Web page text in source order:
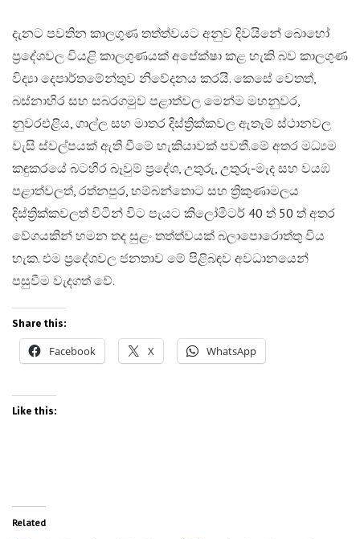
දැනට පවතින කාලගුණ තත්ත්වයට අනුව දිවයිනේ බොහෝ
ප්‍රදේශවල වියළි කාලගුණයක් අපේක්ෂා කළ හැකි බව කාලගුණ
විද්‍යා දෙපාර්තමේන්තුව නිවේදනය කරයි. කෙසේ වෙතත්,
බස්නාහිර සහ සබරගමුව පළාත්වල මෙන්ම මහනුවර,
නුවරඑළිය, ගාල්ල සහ මාතර දිස්ත්‍රික්කවල ඇතැම් ස්ථානවල
වැසි ස්වල්පයක් ඇති වීමේ හැකියාවක් පවතී.​මේ අතර මධ්‍යම
කඳුකරයේ බටහිර බෑවුම් ප්‍රදේශ, උතුරු, උතුරු-මැද සහ වයඹ
පළාත්වලත්, රත්නපුර, හම්බන්තොට සහ ත්‍රිකුණාමලය
දිස්ත්‍රික්කවලත් විටින් විට පැයට කිලෝමීටර් 40 ත් 50 ත් අතර
වේගයකින් හමන තද සුළං තත්ත්වයක් බලාපොරොත්තු විය
හැක. එම ප්‍රදේශවල ජනතාව මේ පිළිබඳව අවධානයෙන්
පසුවීම වැදගත් වේ.
Share this:
Facebook X WhatsApp
Like this:
Related